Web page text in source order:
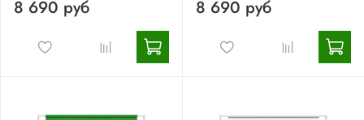
8 690 руб 8 690 руб